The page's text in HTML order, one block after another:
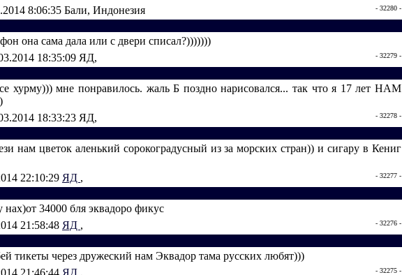
8:06:35 Бали, Индонезия - 32280 -
она сама дала или с двери списал?)))))))
18:35:09 ЯД, - 32279 -
хурму))) мне понравилось. жаль Б поздно нарисовался... так что я 17 лет НАМ
18:33:23 ЯД, - 32278 -
нам цветок аленький сорокоградусный из за морских стран)) и сигару в Кениг
22:10:29 ЯД , - 32277 -
34000 бля эквадоро фикус
21:58:48 ЯД , - 32276 -
тикеты через дружеский нам Эквадор тама русских любят)))
21:46:44 ЯД , - 32275 -